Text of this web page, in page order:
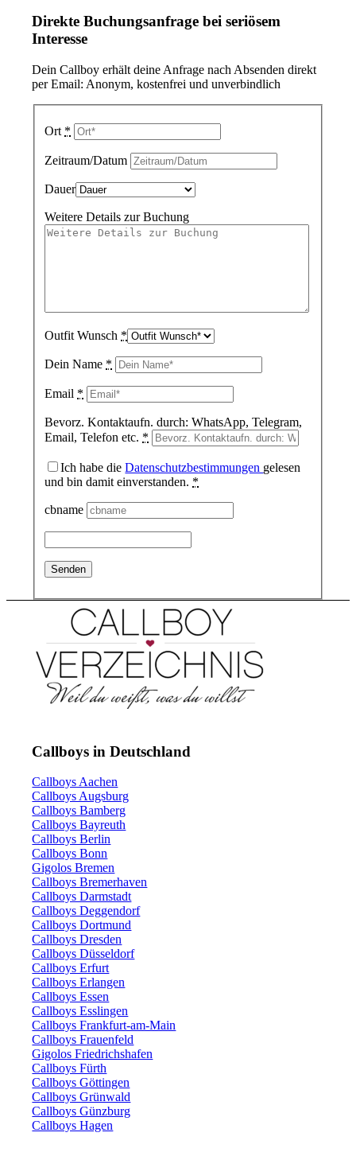
Direkte Buchungsanfrage bei seriösem
Interesse
Dein Callboy erhält deine Anfrage nach Absenden direkt
per Email: Anonym, kostenfrei und unverbindlich
Ort *
Zeitraum/Datum
Dauer
Weitere Details zur Buchung
Outfit Wunsch *
Dein Name *
Email *
Bevorz. Kontaktaufn. durch: WhatsApp, Telegram,
Email, Telefon etc. *
Ich habe dieDatenschutzbestimmungen gelesen
und bin damit einverstanden. *
cbname
Callboys in Deutschland
Callboys Aachen
Callboys Augsburg
Callboys Bamberg
Callboys Bayreuth
Callboys Berlin
Callboys Bonn
Gigolos Bremen
Callboys Bremerhaven
Callboys Darmstadt
Callboys Deggendorf
Callboys Dortmund
Callboys Dresden
Callboys Düsseldorf
Callboys Erfurt
Callboys Erlangen
Callboys Essen
Callboys Esslingen
Callboys Frankfurt-am-Main
Callboys Frauenfeld
Gigolos Friedrichshafen
Callboys Fürth
Callboys Göttingen
Callboys Grünwald
Callboys Günzburg
Callboys Hagen